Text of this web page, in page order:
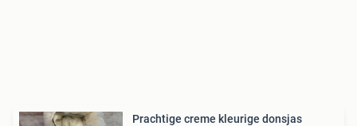
Prachtige creme kleurige donsjas